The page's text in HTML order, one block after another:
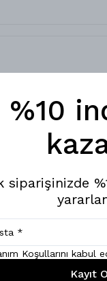
%10
siparişinizde
Koşullarını kabul
Kayıt